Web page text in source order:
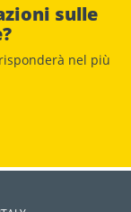
sulle
nel più